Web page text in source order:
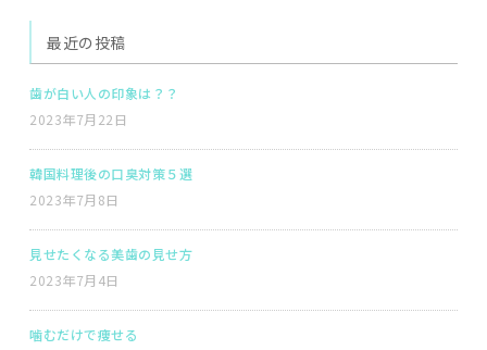
最近の投稿
歯が白い人の印象は？？
2023年7月22日
韓国料理後の口臭対策５選
2023年7月8日
見せたくなる美歯の見せ方
2023年7月4日
噛むだけで痩せる